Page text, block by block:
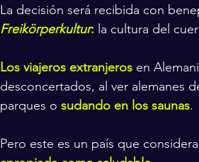
La decisión será recibida con
Freikörperkultur: la cultura del
Los viajeros extranjeros en
desconcertados, al ver alemanes
parques o sudando en los saunas.
Pero este es un país que considera